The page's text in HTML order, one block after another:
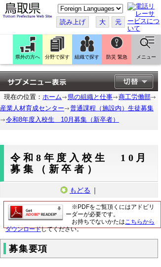
こ
の
ペ
ー
ジ
を
翻
訳
す
る
読み上げ 大 元
県外の方へ 分野で探す 組織で探す 防災 緊急 メニュー
現在の位置： ホーム 県の組織と仕事
商工労働部
産業人材育成センター
普通課程（施設内）生徒募集
令和8年度入校生 10月募集（新卒者）
令和8年度入校生 10月
募集（新卒者）
もどる ｜
※PDFをご覧頂くにはアドビリ
ーダーが必要です。
お持ちでないかたはこちらから
ダウンロードしてください。
募集要項